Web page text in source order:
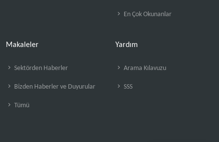
En Çok Okunanlar
Makaleler
Sektörden Haberler
Bizden Haberler ve Duyurular
Tümü
Yardım
Arama Kılavuzu
SSS